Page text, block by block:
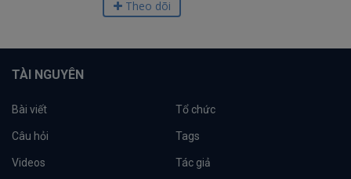
Theo dõi
TÀI NGUYÊN
Bài viết Tổ chức
Câu hỏi Tags
Videos Tác giả